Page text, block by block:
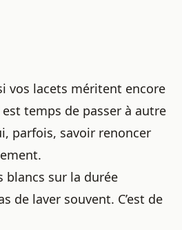
vos lacets méritent encore
temps de passer à autre
parfois, savoir renoncer
blancs sur la durée
de laver souvent. C’est de